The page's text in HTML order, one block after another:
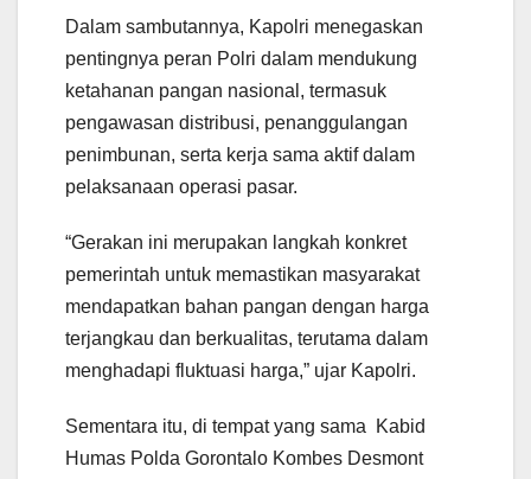
Dalam sambutannya, Kapolri menegaskan
pentingnya peran Polri dalam mendukung
ketahanan pangan nasional, termasuk
pengawasan distribusi, penanggulangan
penimbunan, serta kerja sama aktif dalam
pelaksanaan operasi pasar.
“Gerakan ini merupakan langkah konkret
pemerintah untuk memastikan masyarakat
mendapatkan bahan pangan dengan harga
terjangkau dan berkualitas, terutama dalam
menghadapi fluktuasi harga,” ujar Kapolri.
Sementara itu, di tempat yang sama Kabid
Humas Polda Gorontalo Kombes Desmont